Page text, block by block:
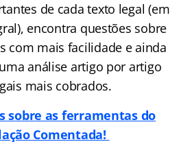
de cada texto legal (em
encontra questões sobre
com mais facilidade e ainda
análise artigo por artigo
mais cobrados.
sobre as ferramentas do
Comentada!